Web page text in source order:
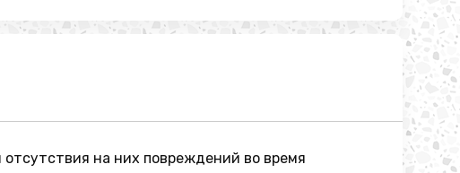
на них повреждений во время